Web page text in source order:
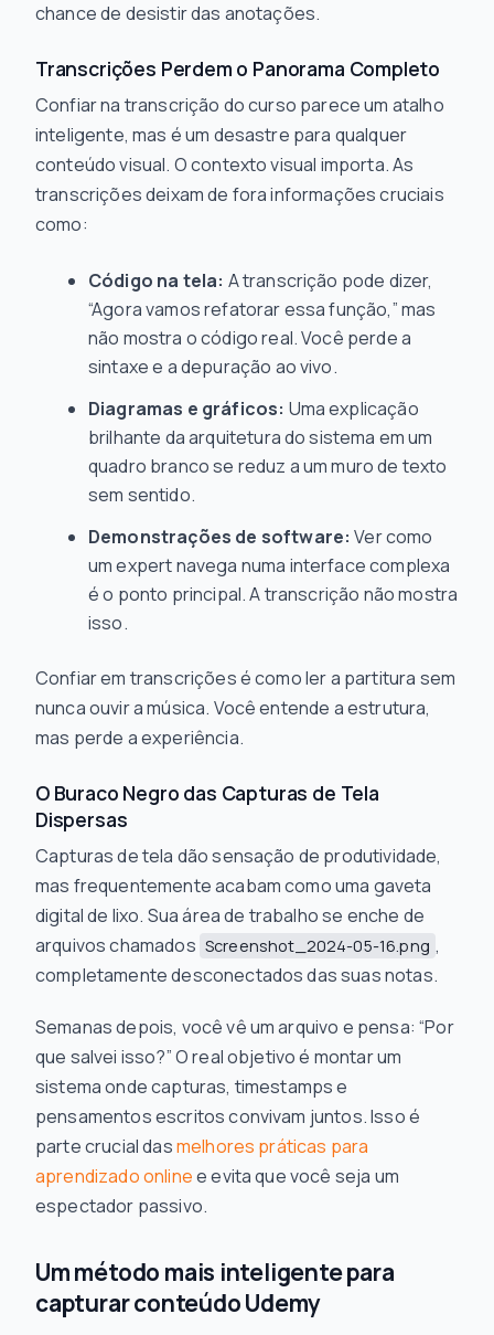
chance de desistir das anotações.
Transcrições Perdem o Panorama Completo
Confiar na transcrição do curso parece um atalho
inteligente, mas é um desastre para qualquer
conteúdo visual. O contexto visual importa. As
transcrições deixam de fora informações cruciais
como:
Código na tela: A transcrição pode dizer,
“Agora vamos refatorar essa função,” mas
não mostra ocódigo real. Você perde a
sintaxe e a depuração ao vivo.
Diagramas e gráficos: Uma explicação
brilhante da arquitetura do sistema em um
quadro branco se reduz a um muro de texto
sem sentido.
Demonstrações de software: Vercomo
um expert navega numa interface complexa
é o ponto principal. A transcrição não mostra
isso.
Confiar em transcrições é como ler a partitura sem
nunca ouvir a música. Você entende a estrutura,
mas perde a experiência.
O Buraco Negro das Capturas de Tela
Dispersas
Capturas de tela dão sensação de produtividade,
mas frequentemente acabam como uma gaveta
digital de lixo. Sua área de trabalho se enche de
arquivos chamados Screenshot_2024-05-16.png ,
completamente desconectados das suas notas.
Semanas depois, você vê um arquivo e pensa: “Por
que salvei isso?” O real objetivo é montar um
sistema onde capturas, timestamps e
pensamentos escritos convivam juntos. Isso é
parte crucial dasmelhores práticas para
aprendizado onlinee evita que você seja um
espectador passivo.
Um método mais inteligente para
capturar conteúdo Udemy